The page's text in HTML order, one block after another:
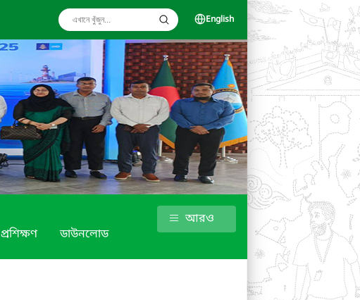
English
প্রশিক্ষণ ডাউনলোড
আরও